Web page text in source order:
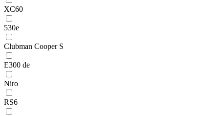
XC60
530e
Clubman Cooper S
E300 de
Niro
RS6